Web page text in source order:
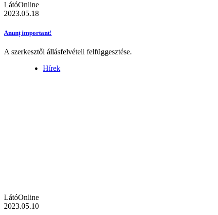
LátóOnline
2023.05.18
Anunț important!
A szerkesztői állásfelvételi felfüggesztése.
Hírek
LátóOnline
2023.05.10